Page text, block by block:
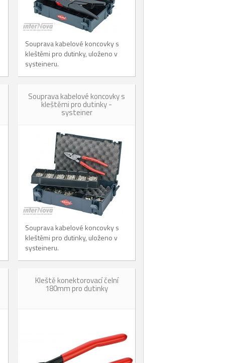
Souprava kabelové koncovky s
kleštěmi pro dutinky, uloženo v
systeineru.
Souprava kabelové koncovky s
kleštěmi pro dutinky -
systeiner
Souprava kabelové koncovky s
kleštěmi pro dutinky, uloženo v
systeineru.
Kleště konektorovací čelní
180mm pro dutinky